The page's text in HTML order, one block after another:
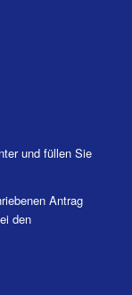
und füllen Sie
Antrag
den